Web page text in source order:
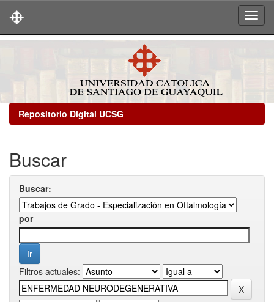
Repositorio Digital UCSG
Buscar
Buscar:
por
Filtros actuales: